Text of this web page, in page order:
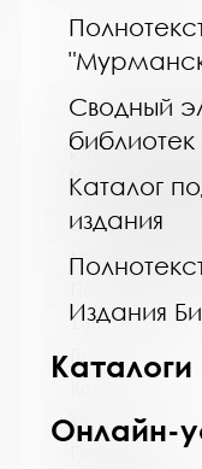
Сводный
библиотек
Каталог
издания
Издания
Каталоги
Онлайн-
http://
Название
культуры
Сокращенное
МБУК
184381
Улица, дом: